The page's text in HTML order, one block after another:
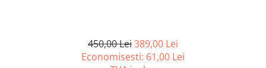
450,00 Lei389,00 Lei
Economisesti: 61,00 Lei